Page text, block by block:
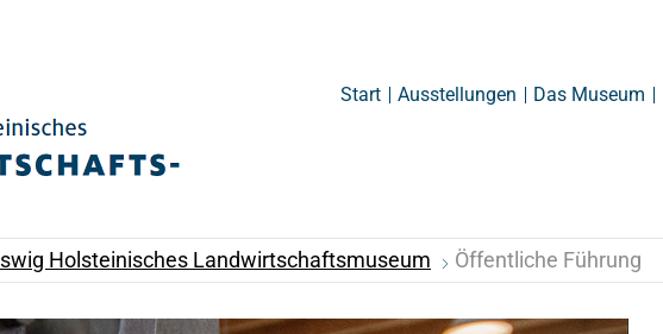
Start Ausstellungen Das Museum
Holsteinisches Landwirtschaftsmuseum Öffentliche Führung